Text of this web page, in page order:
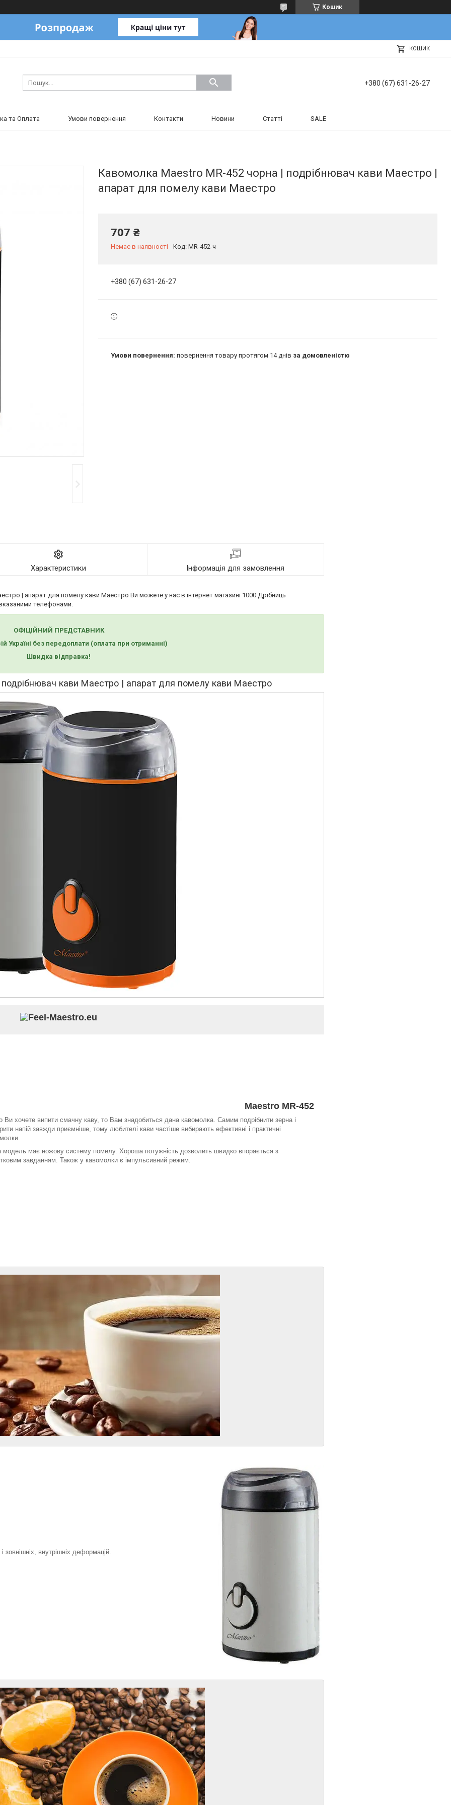
Кошик
КОШИК
+380 (67) 631-26-27
та Оплата Умови повернення Контакти Новини Статті SALE
Кавомолка Maestro MR-452 чорна | подрібнювач кави Маестро |
апарат для помелу кави Маестро
707 ₴
Немає в наявності Код: MR-452-ч
+380 (67) 631-26-27
повернення товару протягом 14 днів за домовленістю
Характеристики Інформація для замовлення
| апарат для помелу кави Маестро Ви можете у нас в інтернет магазині 1000 Дрібниць
телефонами.
ОФІЦІЙНИЙ ПРЕДСТАВНИК
Україні без передоплати (оплата при отриманні)
Швидка відправка!
кави Маестро | апарат для помелу кави Маестро
Maestro MR-452
Ви хочете випити смачну каву, то Вам знадобиться дана кавомолка. Самим подрібнити зерна і
напій завжди приємніше, тому любителі кави частіше вибирають ефективні і практичні
модель має ножову систему помелу. Хороша потужність дозволить швидко впорається з
завданням. Також у кавомолки є імпульсивний режим.
зовнішніх, внутрішніх деформацій.